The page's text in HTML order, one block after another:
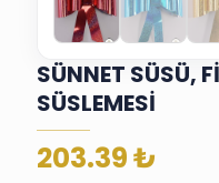
SÜNNET SÜSÜ,
SÜSLEMESİ
203.39₺